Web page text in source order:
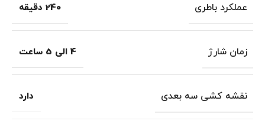
عملکرد باطری 240 دقیقه
زمان شارژ 4 الی 5 ساعت
نقشه کشی سه بعدی دارد